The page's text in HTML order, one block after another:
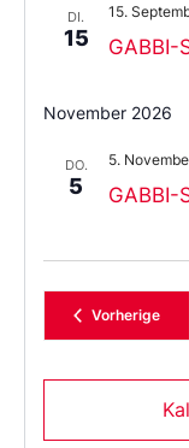
aus.
DI.
15 GABBI-
15.
November 2026
DO.
5 GABBI-
5.
Vorherige